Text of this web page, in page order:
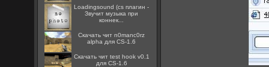
Loadingsound (cs плагин -
Звучит музыка при
коннек...
Скачать чит n0manc0rz
alpha для CS-1.6
Скачать чит test hook v0.1
для CS-1.6